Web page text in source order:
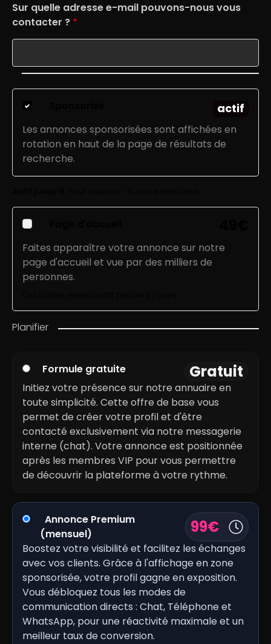
Sur quelle adresse e-mail pouvons-nous vous
contacter ? *
actif
Les annonces sponsorisées sont affichées en
rotation en haut de la page de résultats de
recherche.
Faites apparaître votre annonce sur notre
page d'accueil et vue par des milliers de
personnes.
Planifier
Formule gratuite Gratuit
Initiez votre présence sur notre annuaire en
toute simplicité. Cette offre de base vous
permet de créer votre profil et d'être
contacté exclusivement via notre messagerie
interne (chat). Votre annonce est positionnée
après les membres VIP pour vous permettre
de découvrir la plateforme à votre rythme.
Annonce Premium
(mensuel)
99€
Boostez votre visibilité et facilitez les échanges
avec vos clients. Grâce à l'affichage en zone
sponsorisée, votre profil gagne en exposition.
Vous débloquez tous les modes de
communication directs : Chat, Téléphone et
WhatsApp, pour une réactivité maximale et un
meilleur taux de conversion.